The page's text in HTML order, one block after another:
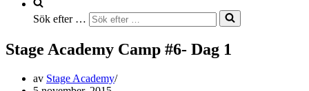
Sök efter …
Stage Academy Camp #6- Dag 1
av Stage Academy